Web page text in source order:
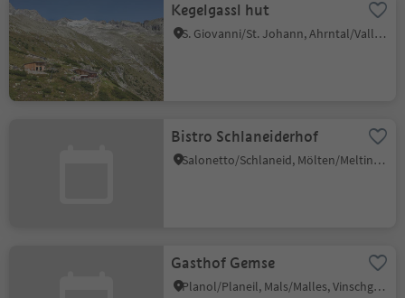
Kegelgassl hut
S. Giovanni/St. Johann, Ahrntal/Valle Aurina, Ahrntal/Valle Aurina
Bistro Schlaneiderhof
Salonetto/Schlaneid, Mölten/Meltina, Bolzano/Bozen and environs
Gasthof Gemse
Planol/Planeil, Mals/Malles, Vinschgau/Val Venosta